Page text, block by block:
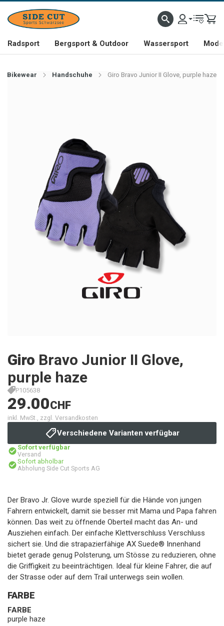
Radsport Bergsport & Outdoor Wassersport
Bikewear Handschuhe Giro Bravo Junior II Glove, purple haze
Giro Bravo Junior II Glove,
purple haze
P105638
29.00CHF
inkl. MwSt., zzgl. Versandkosten
Verschiedene Varianten verfügbar
Sofort verfügbar
Versand
Sofort abholbar
Abholung Side Cut Sports AG
Der Bravo Jr. Glove wurde speziell für die Hände von jungen
Fahrern entwickelt, damit sie besser mit Mama und Papa fahren
können. Das weit zu öffnende Oberteil macht das An- und
Ausziehen einfach. Der einfache Klettverschluss Verschluss
sichert sie. Und die strapazierfähige AX Suede® Innenhand
bietet gerade genug Polsterung, um Stösse zu reduzieren, ohne
die Griffigkeit zu beeinträchtigen. Ideal für kleine Fahrer, die auf
der Strasse oder auf dem Trail unterwegs sein wollen.
FARBE
FARBE
purple haze